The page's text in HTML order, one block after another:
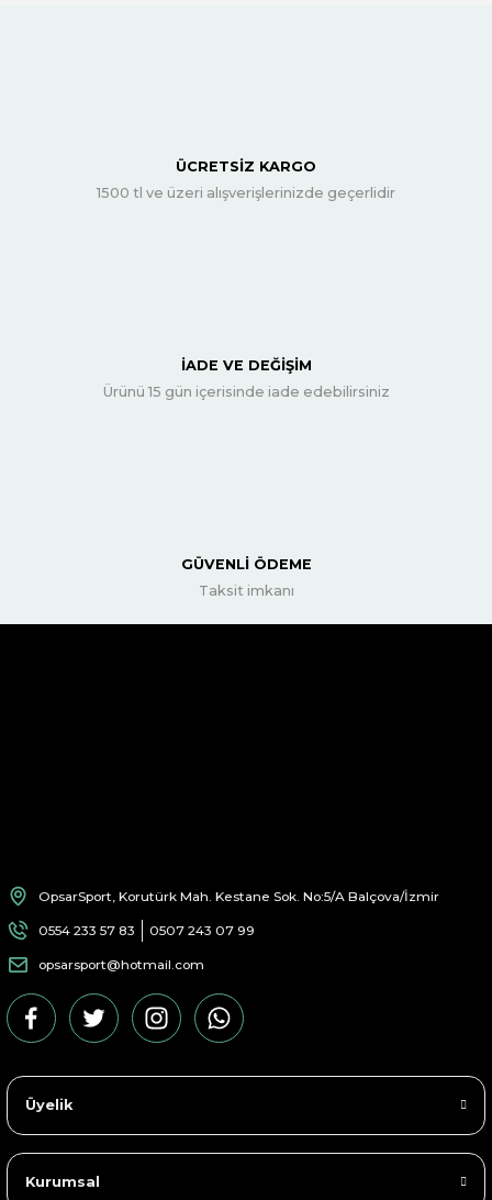
ÜCRETSİZ KARGO
1500 tl ve üzeri alışverişlerinizde geçerlidir
İADE VE DEĞİŞİM
Ürünü 15 gün içerisinde iade edebilirsiniz
GÜVENLİ ÖDEME
Taksit imkanı
OpsarSport, Korutürk Mah. Kestane Sok. No:5/A Balçova/İzmir
0554 233 57 83 0507 243 07 99
opsarsport@hotmail.com
Üyelik
Kurumsal